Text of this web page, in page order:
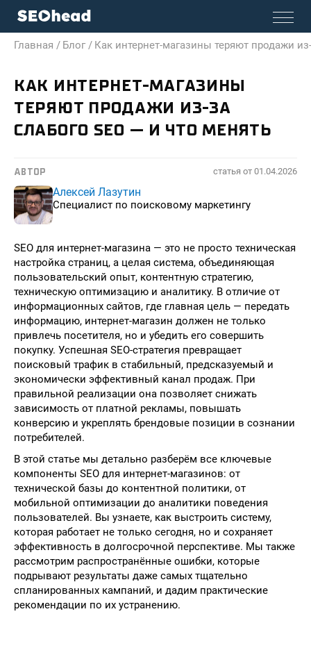
Главная / Блог / Как интернет-магазины теряют продажи
КАК ИНТЕРНЕТ-МАГАЗИНЫ
ТЕРЯЮТ ПРОДАЖИ ИЗ-ЗА
СЛАБОГО SEO — И ЧТО МЕНЯТЬ
АВТОР статья от 01.04.2026
Алексей Лазутин
Специалист по поисковому маркетингу
SEO для интернет-магазина — это не просто техническая
настройка страниц, а целая система, объединяющая
пользовательский опыт, контентную стратегию,
техническую оптимизацию и аналитику. В отличие от
информационных сайтов, где главная цель — передать
информацию, интернет-магазин должен не только
привлечь посетителя, но и убедить его совершить
покупку. Успешная SEO-стратегия превращает
поисковый трафик в стабильный, предсказуемый и
экономически эффективный канал продаж. При
правильной реализации она позволяет снижать
зависимость от платной рекламы, повышать
конверсию и укреплять брендовые позиции в сознании
потребителей.
В этой статье мы детально разберём все ключевые
компоненты SEO для интернет-магазинов: от
технической базы до контентной политики, от
мобильной оптимизации до аналитики поведения
пользователей. Вы узнаете, как выстроить систему,
которая работает не только сегодня, но и сохраняет
эффективность в долгосрочной перспективе. Мы также
рассмотрим распространённые ошибки, которые
подрывают результаты даже самых тщательно
спланированных кампаний, и дадим практические
рекомендации по их устранению.